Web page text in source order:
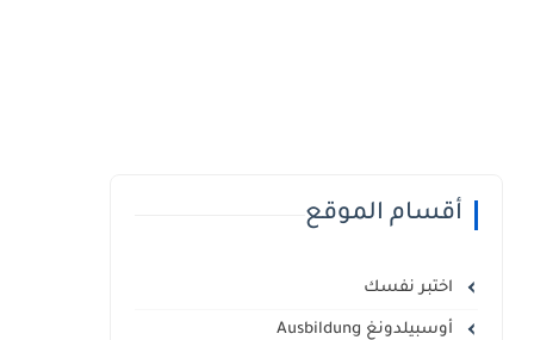
أقسام الموقع
اختبر نفسك
أوسبيلدونغ Ausbildung